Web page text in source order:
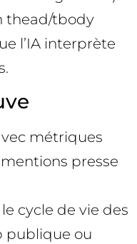
thead/tbody
l’IA interprète
métriques
presse
cycle de vie des
publique ou